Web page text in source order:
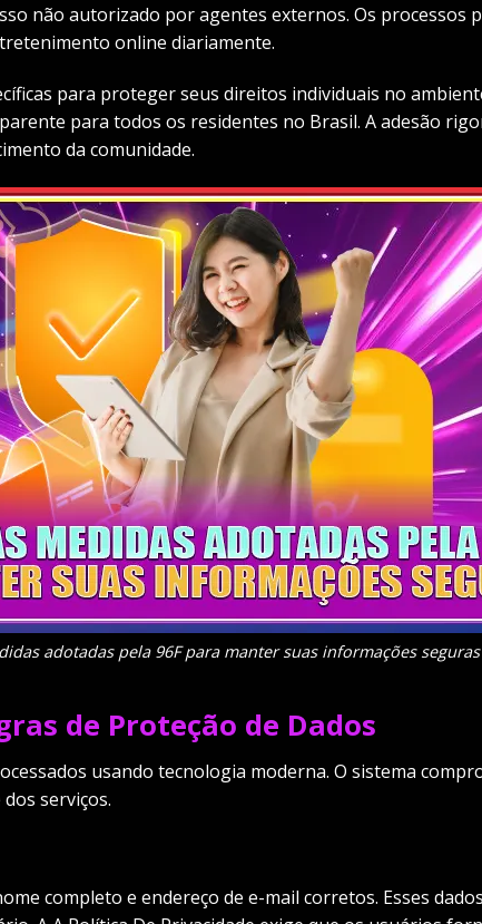
não autorizado por agentes externos. Os processos
online diariamente.
para proteger seus direitos individuais no
para todos os residentes no Brasil. A adesão
da comunidade.
adotadas pela 96F para manter suas informações seguras
de Proteção de Dados
usando tecnologia moderna. O sistema
serviços.
completo e endereço de e-mail corretos. Esses